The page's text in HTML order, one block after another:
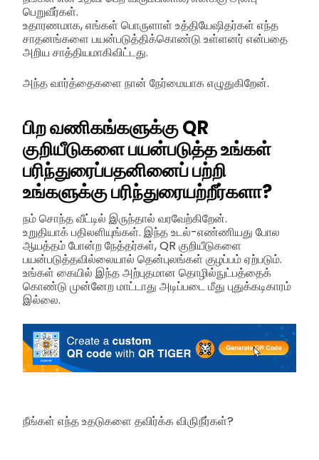
பெறுவீர்கள்.
உதாரணமாக, எங்கள் பொருளாள் உத்தியேஷிதர்கள் எந்த
சாதனங்களை பயன்படுத்திக்கொண்டு உள்ளனர் என்பதை
அறிய சாத்தியமாகிவிட்டது.
அந்த வார்த்தைகளை நான் நேர்மையாக எழுதுகிறேன்.
பிற வணிகங்களுக்கு QR
குறியீடுகளை பயன்படுத்த உங்கள்
பரிந்துரைப்பதனினைப் பற்றி
உங்களுக்கு பரிந்துரையற்றீர்களா?
நம் சொந்த வீட்டில் இருந்தால் வரவேற்கிறேன்.
உறுதியாக் பதிலளியுங்கள். இந்த உடல்-எண்ணியது போல
ஆயத்தம் போன்ற நேத்தர்கள், QR குறியீடுகளை
பயன்படுத்தவில்லையால் தென்புலங்கள் குழப்பம் ஏற்படும்.
உங்கள் கையில் இந்த அற்புதமான தொழில்நுட்பத்தைக்
கொண்டு முன்னேற மாட்டாது அடிப்படை மீது புதுக்கடிகாரம்
இல்லை.
நீங்கள் எந்த உதடுகளை தவிர்க்க விருிநீர்கள்?